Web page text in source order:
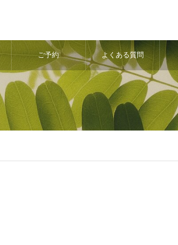
ご予約 よくある質問